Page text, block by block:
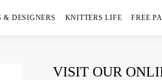
& DESIGNERS KNITTERS LIFE FREE
VISIT OUR